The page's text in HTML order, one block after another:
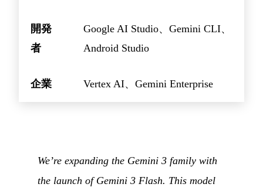
開発
者
Google AI Studio、Gemini CLI、
Android Studio
企業 Vertex AI、Gemini Enterprise
We’re expanding the Gemini 3 family with
the launch of Gemini 3 Flash. This model